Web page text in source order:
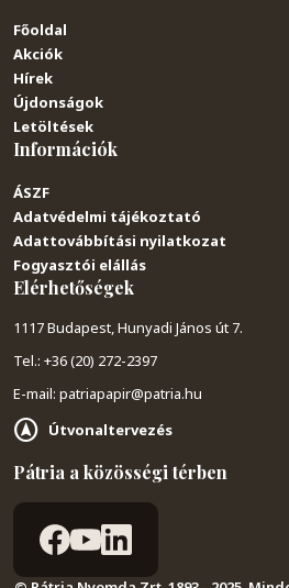
Főoldal
Akciók
Hírek
Újdonságok
Letöltések
Információk
ÁSZF
Adatvédelmi tájékoztató
Adattovábbítási nyilatkozat
Fogyasztói elállás
Elérhetőségek
1117 Budapest, Hunyadi János út 7.
Tel.: +36 (20) 272-2397
E-mail: patriapapir@patria.hu
Útvonaltervezés
Pátria a közösségi térben